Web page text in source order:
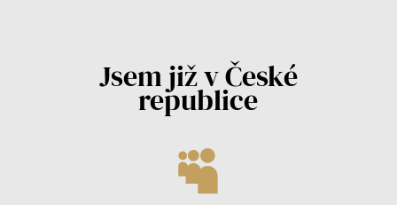
Jsem již v České
republice
